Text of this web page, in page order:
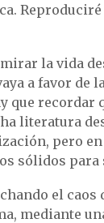
la vida
a favor de
que recordar
literatura
pero
sólidos
el caos
mediante